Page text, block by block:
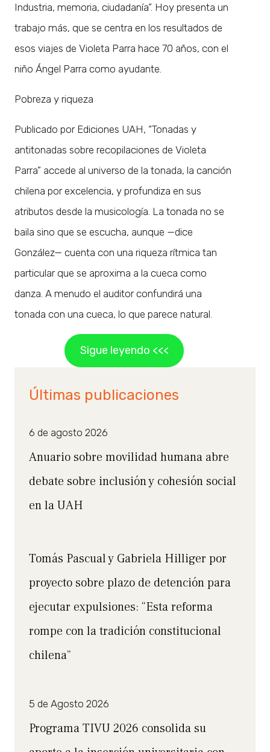
Industria, memoria, ciudadanía”. Hoy presenta un
trabajo más, que se centra en los resultados de
esos viajes de Violeta Parra hace 70 años, con el
niño Ángel Parra como ayudante.
Pobreza y riqueza
Publicado por Ediciones UAH, “Tonadas y
antitonadas sobre recopilaciones de Violeta
Parra” accede al universo de la tonada, la canción
chilena por excelencia, y profundiza en sus
atributos desde la musicología. La tonada no se
baila sino que se escucha, aunque —dice
González— cuenta con una riqueza rítmica tan
particular que se aproxima a la cueca como
danza. A menudo el auditor confundirá una
tonada con una cueca, lo que parece natural.
Sigue leyendo <<<
Últimas publicaciones
6 de agosto 2026
Anuario sobre movilidad humana abre
debate sobre inclusión y cohesión social
en la UAH
Tomás Pascual y Gabriela Hilliger por
proyecto sobre plazo de detención para
ejecutar expulsiones: “Esta reforma
rompe con la tradición constitucional
chilena”
5 de Agosto 2026
Programa TIVU 2026 consolida su